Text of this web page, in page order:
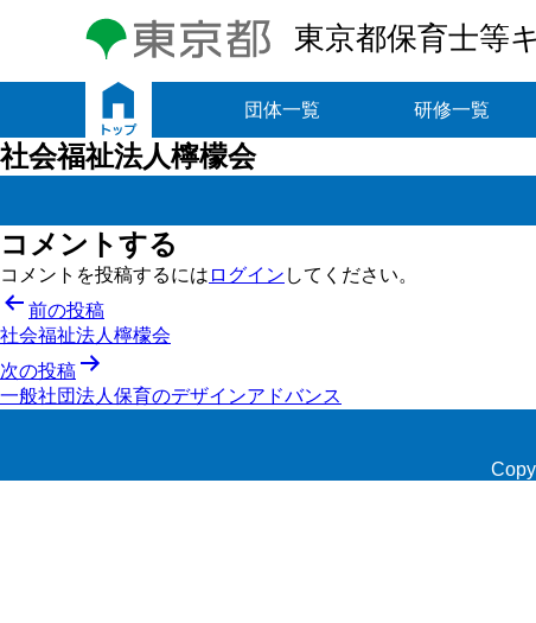
東京都保育士等
団体一覧 研修一覧
社会福祉法人檸檬会
コメントする
コメントを投稿するには ログイン してください。
投
稿
ナ
ビ
前の投稿
社会福祉法人檸檬会
次の投稿
一般社団法人保育のデザインアドバンス